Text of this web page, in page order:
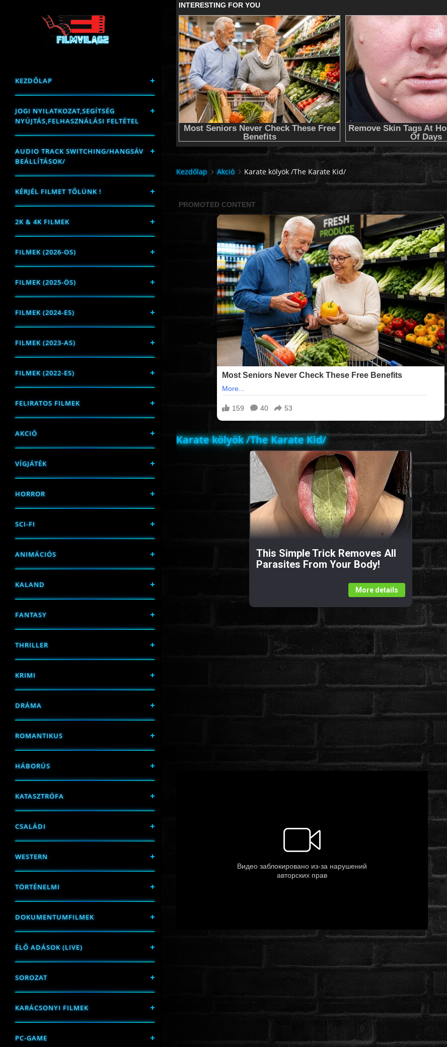
KEZDŐLAP
JOGI NYILATKOZAT,SEGÍTSÉG
NYÚJTÁS,FELHASZNÁLÁSI FELTÉTEL
AUDIO TRACK SWITCHING/HANGSÁV
BEÁLLÍTÁSOK/
KÉRJÉL FILMET TŐLÜNK !
2K & 4K FILMEK
FILMEK (2026-OS)
FILMEK (2025-ÖS)
FILMEK (2024-ES)
FILMEK (2023-AS)
FILMEK (2022-ES)
FELIRATOS FILMEK
AKCIÓ
VÍGJÁTÉK
HORROR
SCI-FI
ANIMÁCIÓS
KALAND
FANTASY
THRILLER
KRIMI
DRÁMA
ROMANTIKUS
HÁBORÚS
KATASZTRÓFA
CSALÁDI
WESTERN
TÖRTÉNELMI
DOKUMENTUMFILMEK
ÉLŐ ADÁSOK (LIVE)
SOROZAT
KARÁCSONYI FILMEK
PC-GAME
Kezdőlap Akció Karate kölyök /The Karate Kid/
Karate kölyök /The Karate Kid/
This Simple Trick Removes All
Parasites From Your Body!
More details